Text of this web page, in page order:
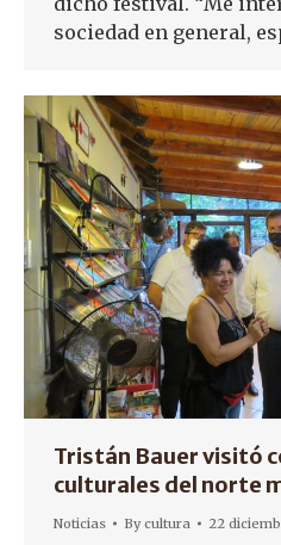
sociedad en general,
Tristán Bauer visitó
culturales del norte
Noticias Bycultura 22